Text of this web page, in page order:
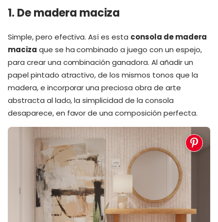
1. De madera maciza
Simple, pero efectiva. Así es esta consola de madera
maciza que se ha combinado a juego con un espejo,
para crear una combinación ganadora. Al añadir un
papel pintado atractivo, de los mismos tonos que la
madera, e incorporar una preciosa obra de arte
abstracta al lado, la simplicidad de la consola
desaparece, en favor de una composición perfecta.